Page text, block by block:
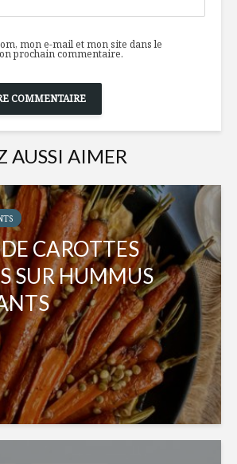
mon e-mail et mon site dans le
prochain commentaire.
AUSSI AIMER
CAROTTES
SUR HUMMUS